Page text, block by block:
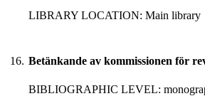
LIBRARY LOCATION: Main library
16. Betänkande av kommissionen för
BIBLIOGRAPHIC LEVEL: